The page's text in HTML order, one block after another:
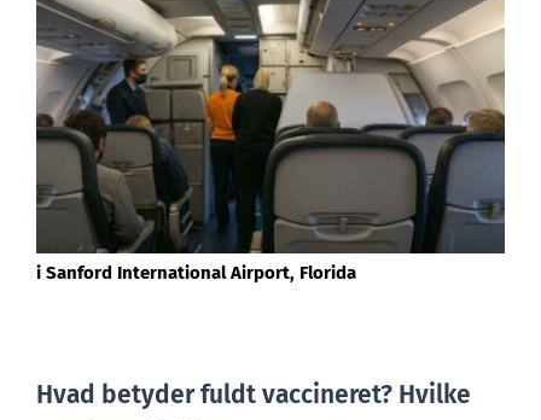
i Sanford International Airport, Florida
Hvad betyder fuldt vaccineret? Hvilke